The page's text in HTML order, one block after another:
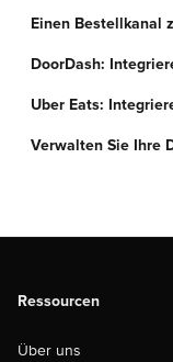
Einen Bestellkanal
Verwalten Sie Ihre
Ressourcen
Über uns